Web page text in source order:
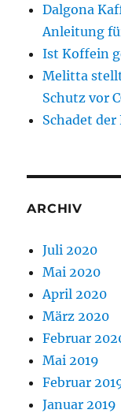
Dalgona
Anleitung
Ist Koffein
Melitta
Schutz vor
Schadet
ARCHIV
Juli 2020
Mai 2020
April 2020
März 2020
Februar
Mai 2019
Februar
Januar 2019